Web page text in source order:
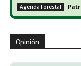
Agenda Forestal
Opinión